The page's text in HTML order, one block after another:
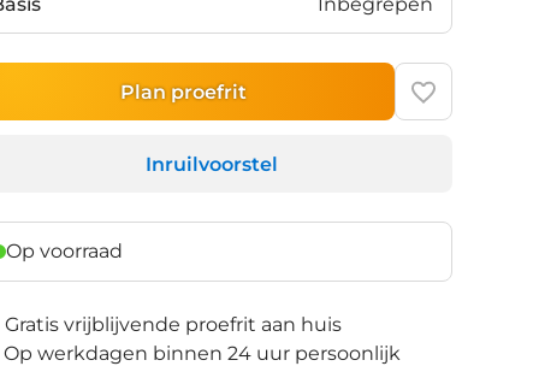
Plan proefrit
Inruilvoorstel
Op voorraad
Gratis vrijblijvende proefrit aan huis
Op werkdagen binnen 24 uur persoonlijk